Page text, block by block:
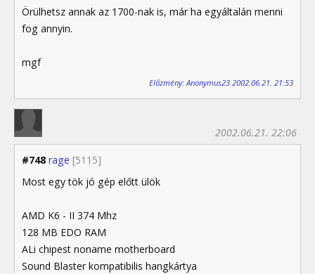
Örülhetsz annak az 1700-nak is, már ha egyáltalán menni
fog annyin.
mgf
Előzmény: Anonymus23 2002.06.21. 21:53
#748 rage [5115]
2002.06.21. 22:06
Most egy tök jó gép előtt ülök
AMD K6 - II 374 Mhz
128 MB EDO RAM
ALi chipest noname motherboard
Sound Blaster kompatibilis hangkártya